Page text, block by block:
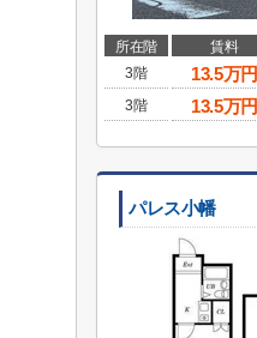
所在階 賃料
3階
13.5万円
3階
13.5万円
パレス小幡